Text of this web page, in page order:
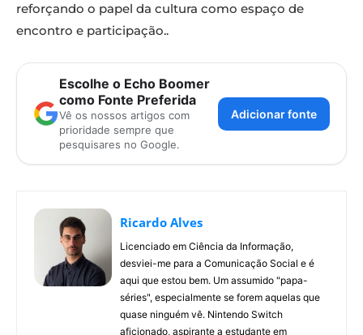
reforçando o papel da cultura como espaço de
encontro e participação..
Escolhe o Echo Boomer
como Fonte Preferida
Vê os nossos artigos com
prioridade sempre que
pesquisares no Google.
Adicionar fonte
Ricardo Alves
Licenciado em Ciência da Informação,
desviei-me para a Comunicação Social e é
aqui que estou bem. Um assumido "papa-
séries", especialmente se forem aquelas que
quase ninguém vê. Nintendo Switch
aficionado, aspirante a estudante em